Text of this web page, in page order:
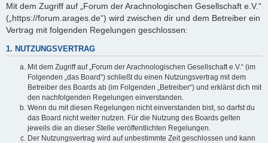
Mit dem Zugriff auf „Forum der Arachnologischen Gesellschaft e.V.“
(„https://forum.arages.de“) wird zwischen dir und dem Betreiber ein
Vertrag mit folgenden Regelungen geschlossen:
1. NUTZUNGSVERTRAG
Mit dem Zugriff auf „Forum der Arachnologischen Gesellschaft e.V.“ (im
Folgenden „das Board“) schließt du einen Nutzungsvertrag mit dem
Betreiber des Boards ab (im Folgenden „Betreiber“) und erklärst dich mit
den nachfolgenden Regelungen einverstanden.
Wenn du mit diesen Regelungen nicht einverstanden bist, so darfst du
das Board nicht weiter nutzen. Für die Nutzung des Boards gelten
jeweils die an dieser Stelle veröffentlichten Regelungen.
Der Nutzungsvertrag wird auf unbestimmte Zeit geschlossen und kann